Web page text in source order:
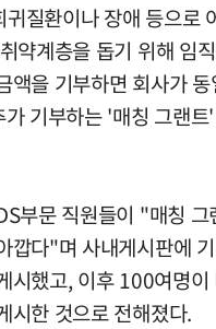
귀질환이나 장애 등으로
약계층을 돕기 위해 임
액을 기부하면 회사가
기부하는 '매칭 그랜
부문 직원들이 "매칭 그
깝다"며 사내게시판에
시했고, 이후 100여명이
시한 것으로 전해졌다.